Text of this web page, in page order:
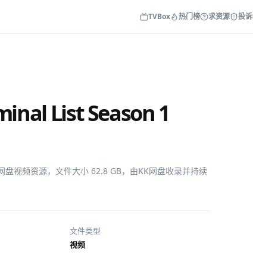
TVBox 热门榜 求资源 投诉
List Season 1
视频资源，文件大小 62.8 GB，由KK网盘收录并持续
文件类型
视频